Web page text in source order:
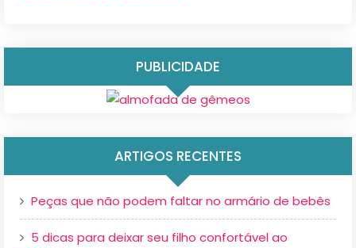
PUBLICIDADE
ARTIGOS RECENTES
Peças que não podem faltar no armário de bebês
5 dicas para deixar seu filho confortável ao